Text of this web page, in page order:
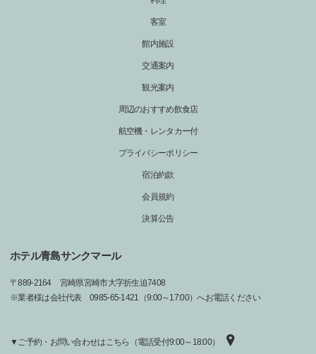
客室
館内施設
交通案内
観光案内
周辺のおすすめ飲食店
航空機・レンタカー付
プライバシーポリシー
宿泊約款
会員規約
決算公告
ホテル青島サンクマール
〒889-2164
宮崎県宮崎市大字折生迫7408
※業者様は会社代表 0985-65-1421（9:00～17:00）へお電話ください
▼ご予約・お問い合わせはこちら（電話受付9:00～18:00）